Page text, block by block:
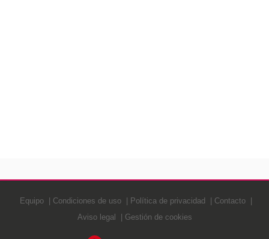
Equipo Condiciones de uso Política de privacidad
Contacto
Aviso legal
Gestión de cookies